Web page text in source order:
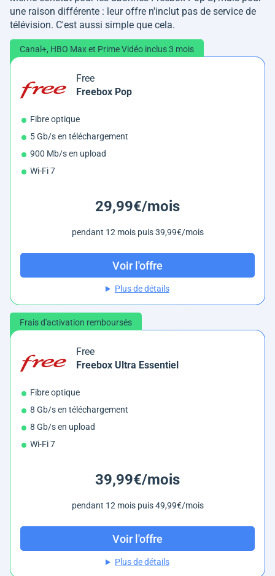
une raison différente : leur offre n'inclut pas de service de
télévision. C'est aussi simple que cela.
Canal+, HBO Max et Prime Vidéo inclus 3 mois
Free
Freebox Pop
Fibre optique
5 Gb/s en téléchargement
900 Mb/s en upload
Wi-Fi 7
29,99€/mois
pendant 12 mois puis 39,99€/mois
Voir l'offre
Plus de détails
Frais d'activation remboursés
Free
Freebox Ultra Essentiel
Fibre optique
8 Gb/s en téléchargement
8 Gb/s en upload
Wi-Fi 7
39,99€/mois
pendant 12 mois puis 49,99€/mois
Voir l'offre
Plus de détails